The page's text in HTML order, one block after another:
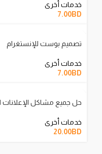
خدمات أخرى
7.00BD
تصميم بوست للإنستغرام
خدمات أخرى
7.00BD
حل جميع مشاكل الإعلانات
خدمات أخرى
20.00BD